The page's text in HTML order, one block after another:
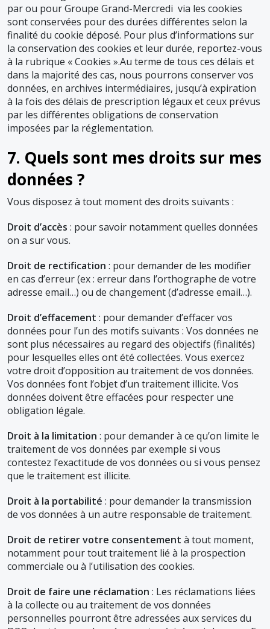
par ou pour Groupe Grand-Mercredi via les cookies
sont conservées pour des durées différentes selon la
finalité du cookie déposé. Pour plus d’informations sur
la conservation des cookies et leur durée, reportez-vous
à la rubrique « Cookies ».Au terme de tous ces délais et
dans la majorité des cas, nous pourrons conserver vos
données, en archives intermédiaires, jusqu’à expiration
à la fois des délais de prescription légaux et ceux prévus
par les différentes obligations de conservation
imposées par la réglementation.
7. Quels sont mes droits sur mes
données ?
Vous disposez à tout moment des droits suivants :
Droit d’accès : pour savoir notamment quelles données
on a sur vous.
Droit de rectification : pour demander de les modifier
en cas d’erreur (ex : erreur dans l’orthographe de votre
adresse email…) ou de changement (d’adresse email…).
Droit d’effacement : pour demander d’effacer vos
données pour l’un des motifs suivants : Vos données ne
sont plus nécessaires au regard des objectifs (finalités)
pour lesquelles elles ont été collectées. Vous exercez
votre droit d’opposition au traitement de vos données.
Vos données font l’objet d’un traitement illicite. Vos
données doivent être effacées pour respecter une
obligation légale.
Droit à la limitation : pour demander à ce qu’on limite le
traitement de vos données par exemple si vous
contestez l’exactitude de vos données ou si vous pensez
que le traitement est illicite.
Droit à la portabilité : pour demander la transmission
de vos données à un autre responsable de traitement.
Droit de retirer votre consentement à tout moment,
notamment pour tout traitement lié à la prospection
commerciale ou à l’utilisation des cookies.
Droit de faire une réclamation : Les réclamations liées
à la collecte ou au traitement de vos données
personnelles pourront être adressées aux services du